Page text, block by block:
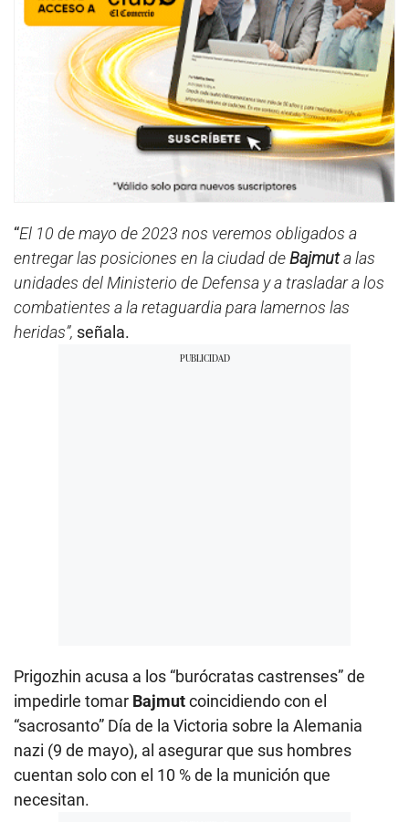
“El 10 de mayo de 2023 nos veremos obligados a
entregar las posiciones en la ciudad deBajmuta las
unidades del Ministerio de Defensa y a trasladar a los
combatientes a la retaguardia para lamernos las
heridas”, señala.
Prigozhin acusa a los “burócratas castrenses” de
impedirle tomar Bajmutcoincidiendo con el
“sacrosanto” Día de la Victoria sobre la Alemania
nazi (9 de mayo), al asegurar que sus hombres
cuentan solo con el 10 % de la munición que
necesitan.